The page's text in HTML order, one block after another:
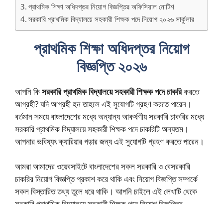
প্রাথমিক শিক্ষা অধিদপ্তর নিয়োগ বিজ্ঞপ্তির অফিসিয়াল নোটিশ
সরকারি প্রাথমিক বিদ্যালয়ে সহকারী শিক্ষক পদে নিয়োগ ২০২৬ সার্কুলার
প্রাথমিক শিক্ষা অধিদপ্তর নিয়োগ
বিজ্ঞপ্তি ২০২৬
আপনি কিসরকারি প্রাথমিক বিদ্যালয়ে সহকারী শিক্ষক পদেচাকরিকরতে
আগ্রহী? যদি আগ্রহী হন তাহলে এই সুযোগটি গ্রহণ করতে পারেন।
বর্তমান সময়ে বাংলাদেশের মধ্যে অন্যান্য আকর্ষণীয় সরকারি চাকরির মধ্যে
সরকারি প্রাথমিক বিদ্যালয়ে সহকারী শিক্ষক পদে চাকরিটি অন্যতম।
আপনার ভবিষ্যৎ ক্যারিয়ার গড়ার জন্য এই সুযোগটি গ্রহণ করতে পারেন।
আমরা আমাদের ওয়েবসাইটে বাংলাদেশের সকল সরকারি ও বেসরকারি
চাকরির নিয়োগ বিজ্ঞপ্তি প্রকাশ করে থাকি এবং নিয়োগ বিজ্ঞপ্তি সম্পর্কে
সকল বিস্তারিত তথ্য তুলে ধরে থাকি। আপনি চাইলে এই লেখাটি থেকে